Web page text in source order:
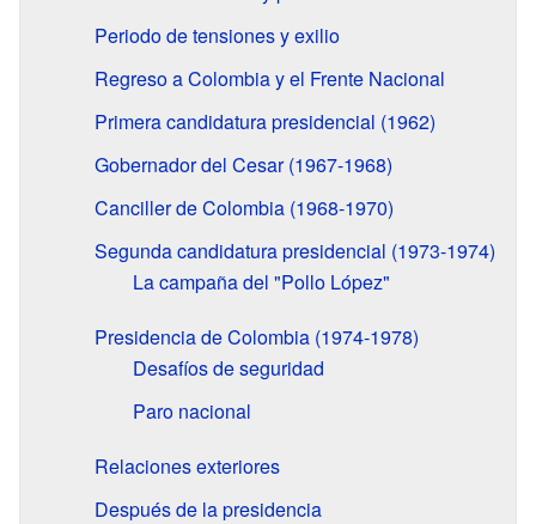
Periodo de tensiones y exilio
Regreso a Colombia y el Frente Nacional
Primera candidatura presidencial (1962)
Gobernador del Cesar (1967-1968)
Canciller de Colombia (1968-1970)
Segunda candidatura presidencial (1973-1974)
La campaña del "Pollo López"
Presidencia de Colombia (1974-1978)
Desafíos de seguridad
Paro nacional
Relaciones exteriores
Después de la presidencia